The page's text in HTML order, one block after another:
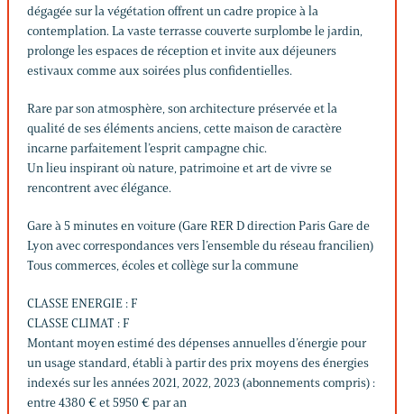
dégagée sur la végétation offrent un cadre propice à la
contemplation. La vaste terrasse couverte surplombe le jardin,
prolonge les espaces de réception et invite aux déjeuners
estivaux comme aux soirées plus confidentielles.
Rare par son atmosphère, son architecture préservée et la
qualité de ses éléments anciens, cette maison de caractère
incarne parfaitement l’esprit campagne chic.
Un lieu inspirant où nature, patrimoine et art de vivre se
rencontrent avec élégance.
Gare à 5 minutes en voiture (Gare RER D direction Paris Gare de
Lyon avec correspondances vers l’ensemble du réseau francilien)
Tous commerces, écoles et collège sur la commune
CLASSE ENERGIE : F
CLASSE CLIMAT : F
Montant moyen estimé des dépenses annuelles d’énergie pour
un usage standard, établi à partir des prix moyens des énergies
indexés sur les années 2021, 2022, 2023 (abonnements compris) :
entre 4380 € et 5950 € par an